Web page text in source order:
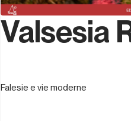
Valsesia
Falesie e vie moderne